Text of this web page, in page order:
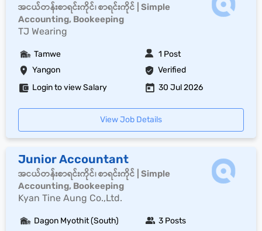
အငယ်တန်းစာရင်းကိုင်၊ စာရင်းကိုင် | Simple
Accounting, Bookeeping
TJ Wearing
Yangon Verified
Tamwe 1 Post
Login to view Salary 30 Jul 2026
View Job Details
Junior Accountant
အငယ်တန်းစာရင်းကိုင်၊ စာရင်းကိုင် | Simple
Accounting, Bookeeping
Kyan Tine Aung Co.,Ltd.
Dagon Myothit (South) 3 Posts